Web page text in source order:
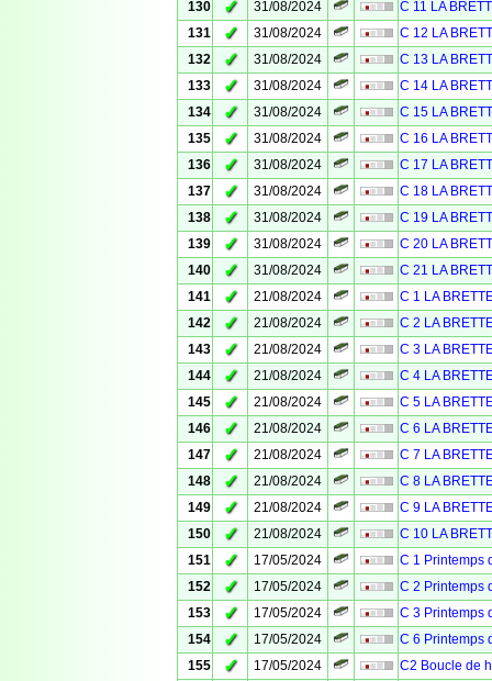
130 ✓ 31/08/2024
C 11 LA
131
✓ 31/08/2024
C 12 LA
132
✓ 31/08/2024
C 13 LA
133
✓ 31/08/2024
C 14 LA
134
✓ 31/08/2024
C 15 LA
135
✓ 31/08/2024
C 16 LA
136
✓ 31/08/2024
C 17 LA
137
✓ 31/08/2024
C 18 LA
138
✓ 31/08/2024
C 19 LA
139
✓ 31/08/2024
C 20 LA
140
✓ 31/08/2024
C 21 LA
141
✓ 21/08/2024
C 1 LA
142
✓ 21/08/2024
C 2 LA
143
✓ 21/08/2024
C 3 LA
144
✓ 21/08/2024
C 4 LA
145
✓ 21/08/2024
C 5 LA
146
✓ 21/08/2024
C 6 LA
147
✓ 21/08/2024
C 7 LA
148
✓ 21/08/2024
C 8 LA
149
✓ 21/08/2024
C 9 LA
150
✓ 21/08/2024
C 10 LA
151
✓ 17/05/2024
C 1 Printemps
152
✓ 17/05/2024
C 2 Printemps
153
✓ 17/05/2024
C 3 Printemps
154
✓ 17/05/2024
C 6 Printemps
155
✓ 17/05/2024
C2 Boucle de